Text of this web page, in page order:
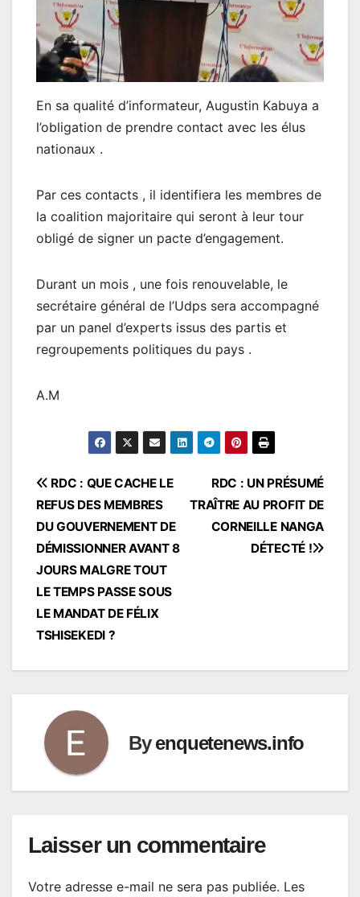
En sa qualité d’informateur, Augustin Kabuya a
l’obligation de prendre contact avec les élus
nationaux .
Par ces contacts , il identifiera les membres de
la coalition majoritaire qui seront à leur tour
obligé de signer un pacte d’engagement.
Durant un mois , une fois renouvelable, le
secrétaire général de l’Udps sera accompagné
par un panel d’experts issus des partis et
regroupements politiques du pays .
A.M
Navigation
de
l’article
RDC : UN PRÉSUMÉ
TRAÎTRE AU PROFIT DE
CORNEILLE NANGA
DÉTECTÉ !
RDC : QUE CACHE LE
REFUS DES MEMBRES
DU GOUVERNEMENT DE
DÉMISSIONNER AVANT 8
JOURS MALGRE TOUT
LE TEMPS PASSE SOUS
LE MANDAT DE FÉLIX
TSHISEKEDI ?
Byenquetenews.info
Laisser un commentaire
Votre adresse e-mail ne sera pas publiée. Les